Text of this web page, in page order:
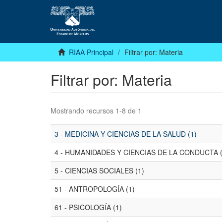
RIAA Principal Filtrar por: Materia
Filtrar por: Materia
Mostrando recursos 1-8 de 1
3 - MEDICINA Y CIENCIAS DE LA SALUD (1)
4 - HUMANIDADES Y CIENCIAS DE LA CONDUCTA
5 - CIENCIAS SOCIALES (1)
51 - ANTROPOLOGÍA (1)
61 - PSICOLOGÍA (1)